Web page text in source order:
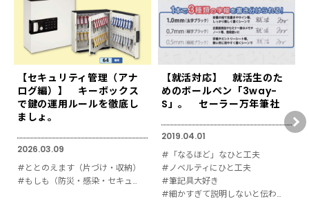
【セキュリティ管理（アナ
ログ編）】 キーボックス
で鍵の運用ルールを徹底し
ましょ。
2026.03.09
#ととのえます（片づけ・収納）
#もしも（防災・感染・セキュリティ対策）
【就活対応】 就活生のた
めのボールペン「3way-
S」。 セーラー万年筆社
2019.04.01
#「なるほど」なひと工夫
#ノベルティにひと工夫
#筆記具大好き
#細かすぎて説明しないと伝わりにくい